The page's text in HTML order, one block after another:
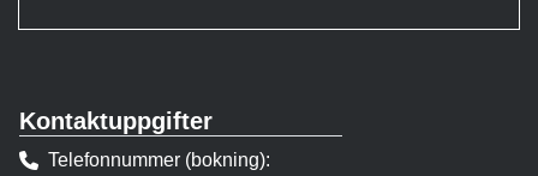
Kontaktuppgifter
Telefonnummer (bokning)